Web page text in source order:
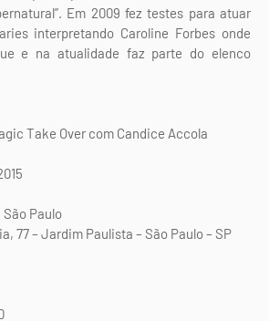
Em 2009 fez testes para atuar
interpretando Caroline Forbes onde
e na atualidade faz parte do elenco
Take Over com Candice Accola
Paulo
77 – Jardim Paulista – São Paulo – SP